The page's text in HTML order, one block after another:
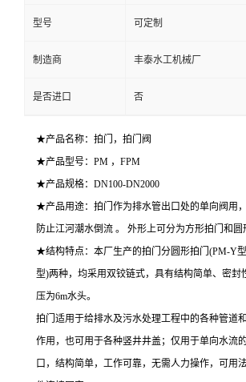
型号 可定制
制造商 丰泰水工机械厂
是否进口 否
★产品名称：拍门，拍门阀
★产品型号：PM ，FPM
★产品规格：DN100-DN2000
★产品用途：拍门作为排水管出口处的单向阀用，
防止江河潮水倒流 。 外形上可分为方形拍门和圆
★结构特点：本厂生产的拍门分圆形拍门(PM-Y
型)两种，均采用双铰链式，具有结构简单、密封
压为6m水头。
拍门适用于给排水及污水处理工程中的各种管道
作用，也可用于各种竖井井盖；仅用于单向水流
口，结构简单，工作可靠，无需人力操作，可用